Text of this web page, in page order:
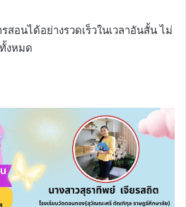
สอนได้อย่างรวดเร็วในเวลาอันสั้น ไม่
งหมด